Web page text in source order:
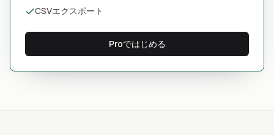
CSVエクスポート
Proではじめる